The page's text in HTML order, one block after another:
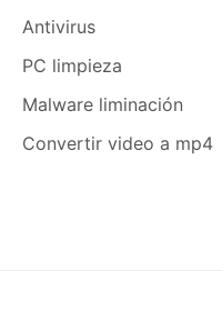
Antivirus
PC limpieza
Malware liminación
Convertir video a mp4